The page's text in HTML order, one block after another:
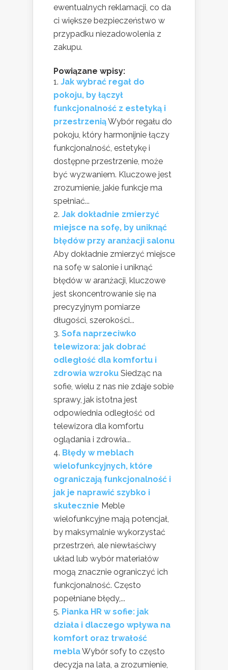
ewentualnych reklamacji, co da
ci większe bezpieczeństwo w
przypadku niezadowolenia z
zakupu.
Powiązane wpisy:
Jak wybrać regał do
pokoju, by łączył
funkcjonalność z estetyką i
przestrzeniąWybór regału do
pokoju, który harmonijnie łączy
funkcjonalność, estetykę i
dostępne przestrzenie, może
być wyzwaniem. Kluczowe jest
zrozumienie, jakie funkcje ma
spełniać...
Jak dokładnie zmierzyć
miejsce na sofę, by uniknąć
błędów przy aranżacji salonu
Aby dokładnie zmierzyć miejsce
na sofę w salonie i uniknąć
błędów w aranżacji, kluczowe
jest skoncentrowanie się na
precyzyjnym pomiarze
długości, szerokości...
Sofa naprzeciwko
telewizora: jak dobrać
odległość dla komfortu i
zdrowia wzroku Siedząc na
sofie, wielu z nas nie zdaje sobie
sprawy, jak istotna jest
odpowiednia odległość od
telewizora dla komfortu
oglądania i zdrowia...
Błędy w meblach
wielofunkcyjnych, które
ograniczają funkcjonalność i
jak je naprawić szybko i
skutecznie Meble
wielofunkcyjne mają potencjał,
by maksymalnie wykorzystać
przestrzeń, ale niewłaściwy
układ lub wybór materiałów
mogą znacznie ograniczyć ich
funkcjonalność. Często
popełniane błędy,...
Pianka HR w sofie: jak
działa i dlaczego wpływa na
komfort oraz trwałość
meblaWybór sofy to często
decyzja na lata, a zrozumienie,